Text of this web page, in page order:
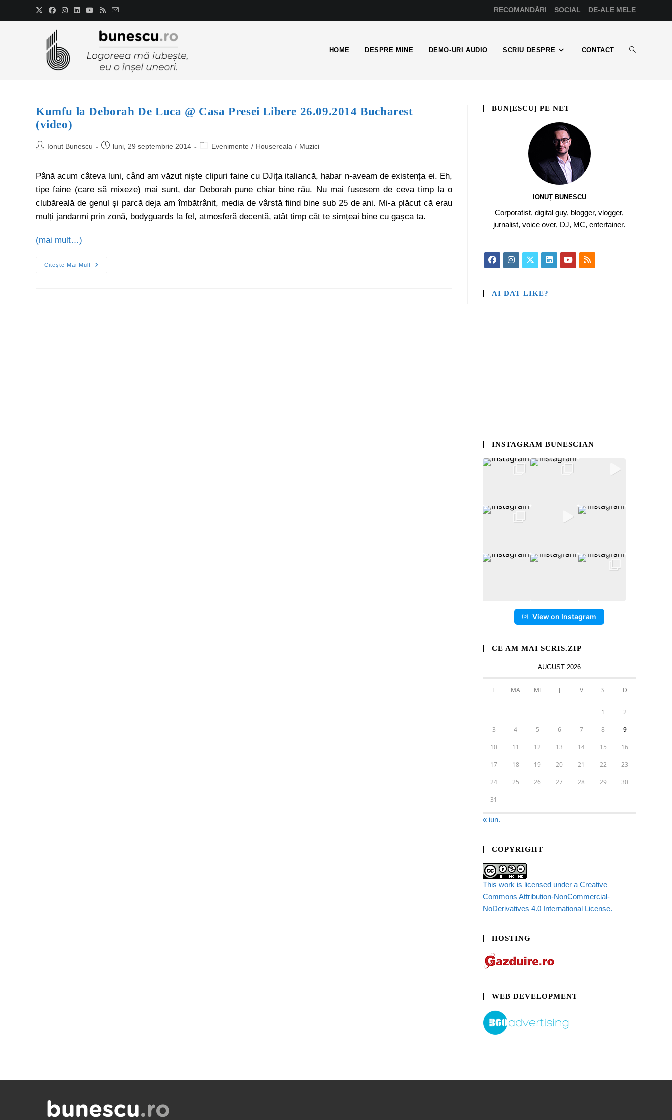
RECOMANDĂRI SOCIAL DE-ALE MELE
HOME DESPRE MINE DEMO-URI AUDIO SCRIU DESPRE CONTACT
Kumfu la Deborah De Luca @ Casa Presei Libere 26.09.2014 Bucharest
(video)
Ionut Bunescu luni, 29 septembrie 2014 Evenimente / Housereala / Muzici
Până acum câteva luni, când am văzut niște clipuri faine cu DJița italiancă, habar n-aveam de existența ei. Eh,
tipe faine (care să mixeze) mai sunt, dar Deborah pune chiar bine rău. Nu mai fusesem de ceva timp la o
clubăreală de genul și parcă deja am îmbătrânit, media de vârstă fiind bine sub 25 de ani. Mi-a plăcut că erau
mulți jandarmi prin zonă, bodyguards la fel, atmosferă decentă, atât timp cât te simțeai bine cu gașca ta.
(mai mult…)
Citește Mai Mult
BUN[ESCU] PE NET
IONUȚ BUNESCU
Corporatist, digital guy, blogger, vlogger,
jurnalist, voice over, DJ, MC, entertainer.
AI DAT LIKE?
INSTAGRAM BUNESCIAN
View on Instagram
CE AM MAI SCRIS.ZIP
AUGUST 2026
L MA MI J V S D
1 2
3 4 5 6 7 8 9
10 11 12 13 14 15 16
17 18 19 20 21 22 23
24 25 26 27 28 29 30
31
« iun.
COPYRIGHT
This work is licensed under a Creative
Commons Attribution-NonCommercial-
NoDerivatives 4.0 International License.
HOSTING
WEB DEVELOPMENT